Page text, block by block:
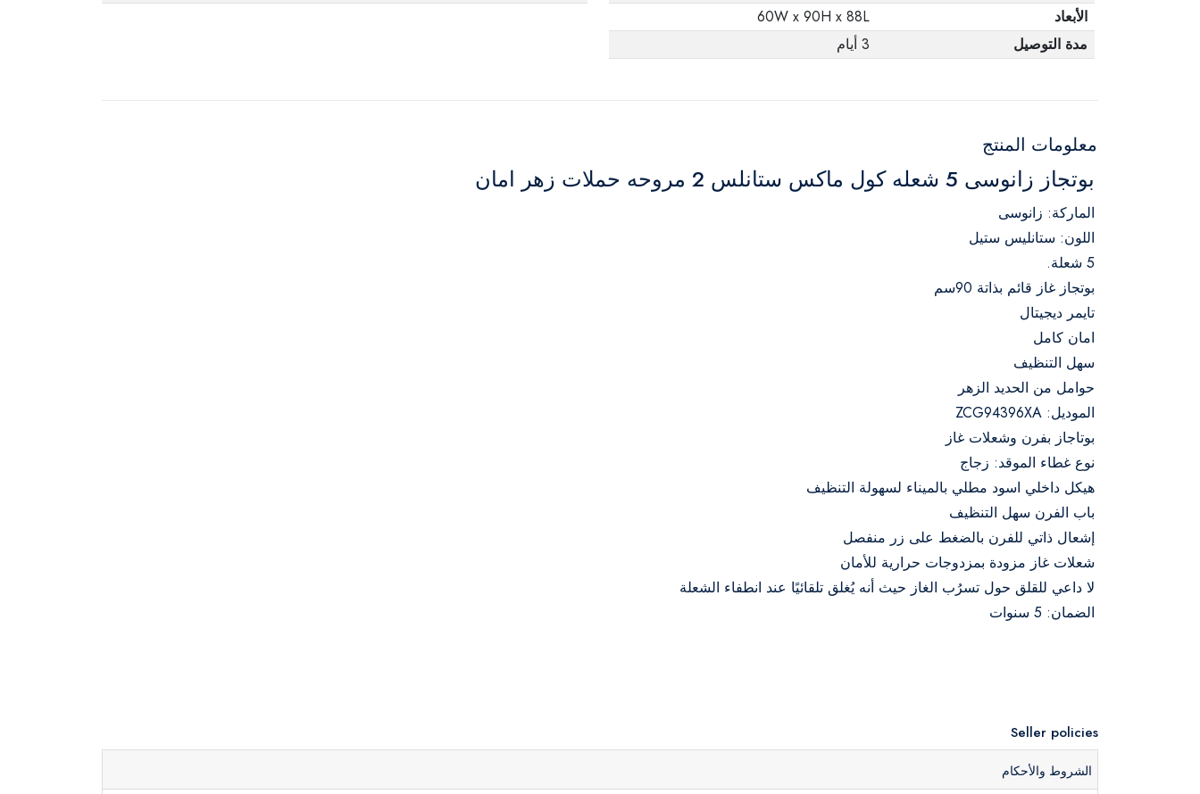
الأبعاد
60W x 90H x 88L
مدة التوصيل
3 أيام
معلومات المنتج
بوتجاز زانوسى 5 شعله كول ماكس ستانلس 2 مروحه حملات زهر امان
الماركة: زانوسى
اللون: ستانليس ستيل
5 شعلة.
بوتجاز غاز قائم بذاتة 90سم
تايمر ديجيتال
امان كامل
سهل التنظيف
حوامل من الحديد الزهر
الموديل: ZCG94396XA
بوتاجاز بفرن وشعلات غاز
نوع غطاء الموقد: زجاج
هيكل داخلي اسود مطلي بالميناء لسهولة التنظيف
باب الفرن سهل التنظيف
إشعال ذاتي للفرن بالضغط على زر منفصل
شعلات غاز مزودة بمزدوجات حرارية للأمان
لا داعي للقلق حول تسرُب الغاز حيث أنه يُغلق تلقائيًا عند انطفاء الشعلة
الضمان: 5 سنوات
Seller policies
الشروط والأحكام